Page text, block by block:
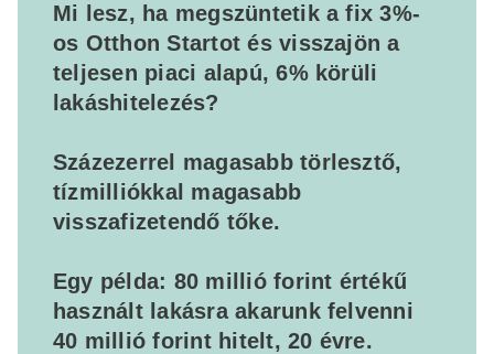
Mi lesz, ha megszüntetik a fix 3%-
os Otthon Startot és visszajön a
teljesen piaci alapú, 6% körüli
lakáshitelezés?
Százezerrel magasabb törlesztő,
tízmilliókkal magasabb
visszafizetendő tőke.
Egy példa: 80 millió forint értékű
használt lakásra akarunk felvenni
40 millió forint hitelt, 20 évre.